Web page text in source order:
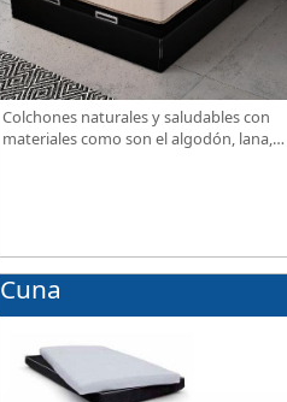
Colchones naturales y saludables con
materiales como son el algodón, lana,
Cuna